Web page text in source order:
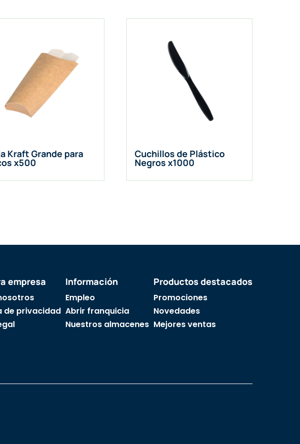
Kraft Grande para
x500
Cuchillos de Plástico
Negros x1000
empresa
de privacidad
Información
Empleo
Abrir franquicia
Nuestros almacenes
Productos destacados
Promociones
Novedades
Mejores ventas